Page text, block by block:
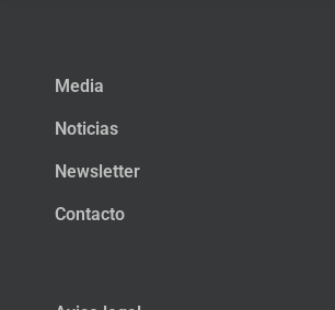
Media
Noticias
Newsletter
Contacto